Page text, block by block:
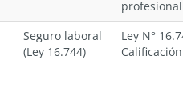
profesional
Seguro laboral
(Ley 16.744)
Ley N°
Calificación